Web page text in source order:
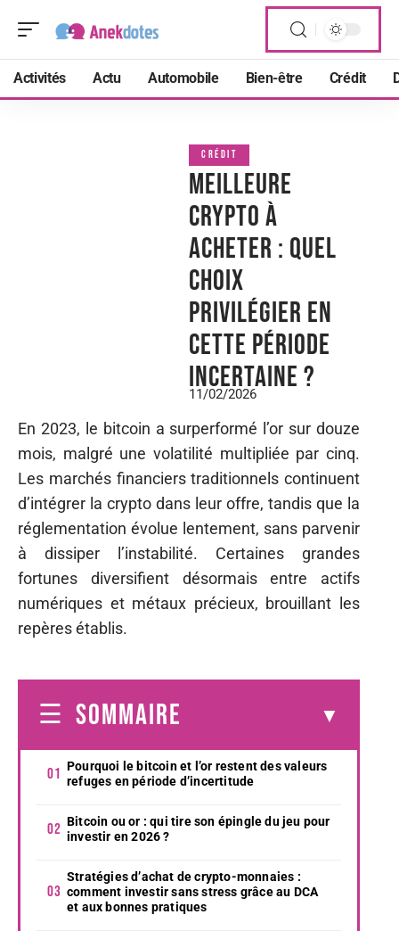
Activités Actu Automobile Bien-être Crédit
CRÉDIT
Meilleure
crypto à
acheter : quel
choix
privilégier en
cette période
incertaine ?
11/02/2026
En 2023, le bitcoin a surperformé l’or sur douze
mois, malgré une volatilité multipliée par cinq.
Les marchés financiers traditionnels continuent
d’intégrer la crypto dans leur offre, tandis que la
réglementation évolue lentement, sans parvenir
à dissiper l’instabilité. Certaines grandes
fortunes diversifient désormais entre actifs
numériques et métaux précieux, brouillant les
repères établis.
SOMMAIRE
Pourquoi le bitcoin et l’or restent des valeurs
refuges en période d’incertitude
Bitcoin ou or : qui tire son épingle du jeu pour
investir en 2026 ?
Stratégies d’achat de crypto-monnaies :
comment investir sans stress grâce au DCA
et aux bonnes pratiques